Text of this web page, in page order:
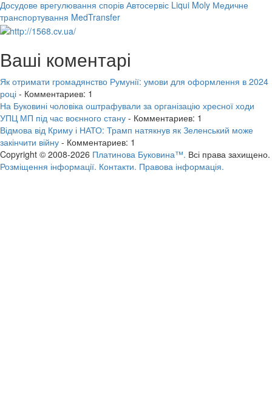
Досудове врегулювання спорів Автосервіс Liqui Moly Медичне
транспортування MedTransfer
Ваші коментарі
Як отримати громадянство Румунії: умови для оформлення в 2024
році - Комментариев: 1
На Буковині чоловіка оштрафували за організацію хресної ходи
УПЦ МП під час воєнного стану - Комментариев: 1
Відмова від Криму і НАТО: Трамп натякнув як Зеленський може
закінчити війну - Комментариев: 1
Copyright © 2008-2026 Платинова Буковина™. Всі права захищено.
Розміщення інформації. Контакти. Правова інформація.